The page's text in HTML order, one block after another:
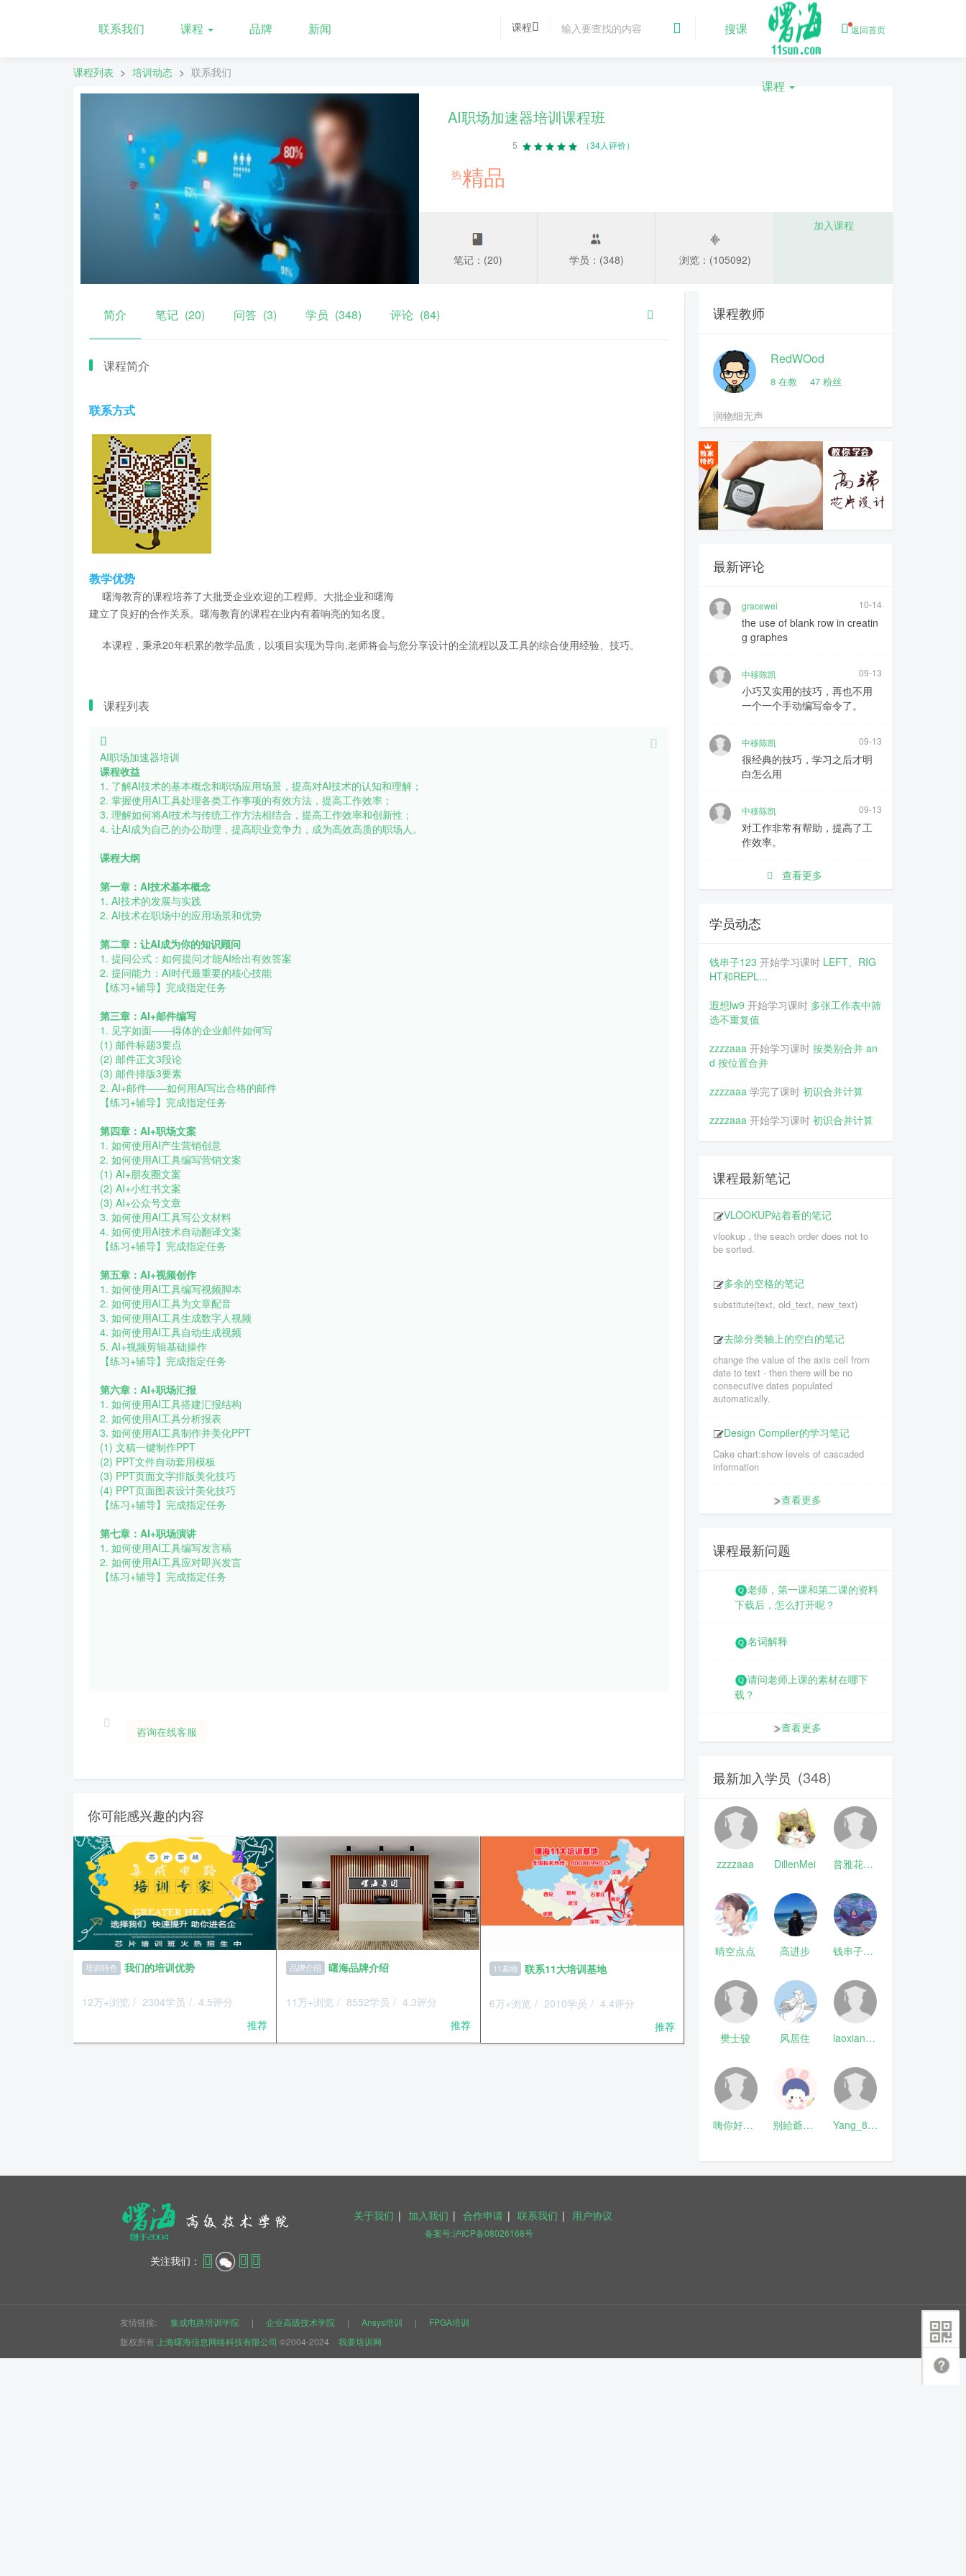
联系我们 课程 品牌 新闻 搜课
课程
返回首页
课程
课程列表 > 培训动态 > 联系我们
AI职场加速器培训课程班
5 （34人评价）
热精品
笔记：(20) 学员：(348) 浏览：(105092)
简介 笔记 (20) 问答 (3) 学员 (348) 评论 (84)
课程简介
联系方式
教学优势
曙海教育的课程培养了大批受企业欢迎的工程师。大批企业和曙海
建立了良好的合作关系。曙海教育的课程在业内有着响亮的知名度。
本课程，秉承20年积累的教学品质，以项目实现为导向,老师将会与您分享设计的全流程以及工具的综合使用经验、技巧。
课程列表
AI职场加速器培训
课程收益
1. 了解AI技术的基本概念和职场应用场景，提高对AI技术的认知和理解；
2. 掌握使用AI工具处理各类工作事项的有效方法，提高工作效率；
3. 理解如何将AI技术与传统工作方法相结合，提高工作效率和创新性；
4. 让AI成为自己的办公助理，提高职业竞争力，成为高效高质的职场人。
课程大纲
第一章：AI技术基本概念
1. AI技术的发展与实践
2. AI技术在职场中的应用场景和优势
第二章：让AI成为你的知识顾问
1. 提问公式：如何提问才能AI给出有效答案
2. 提问能力：AI时代最重要的核心技能
【练习+辅导】完成指定任务
第三章：AI+邮件编写
1. 见字如面——得体的企业邮件如何写
(1) 邮件标题3要点
(2) 邮件正文3段论
(3) 邮件排版3要素
2. AI+邮件——如何用AI写出合格的邮件
【练习+辅导】完成指定任务
第四章：AI+职场文案
1. 如何使用AI产生营销创意
2. 如何使用AI工具编写营销文案
(1) AI+朋友圈文案
(2) AI+小红书文案
(3) AI+公众号文章
3. 如何使用AI工具写公文材料
4. 如何使用AI技术自动翻译文案
【练习+辅导】完成指定任务
第五章：AI+视频创作
1. 如何使用AI工具编写视频脚本
2. 如何使用AI工具为文章配音
3. 如何使用AI工具生成数字人视频
4. 如何使用AI工具自动生成视频
5. AI+视频剪辑基础操作
【练习+辅导】完成指定任务
第六章：AI+职场汇报
1. 如何使用AI工具搭建汇报结构
2. 如何使用AI工具分析报表
3. 如何使用AI工具制作并美化PPT
(1) 文稿一键制作PPT
(2) PPT文件自动套用模板
(3) PPT页面文字排版美化技巧
(4) PPT页面图表设计美化技巧
【练习+辅导】完成指定任务
第七章：AI+职场演讲
1. 如何使用AI工具编写发言稿
2. 如何使用AI工具应对即兴发言
【练习+辅导】完成指定任务
咨询在线客服
你可能感兴趣的内容
培训特色 我们的培训优势
12万+浏览 / 2304学员 / 4.5评分
推荐
品牌介绍 曙海品牌介绍
11万+浏览 / 8552学员 / 4.3评分
推荐
11基地 联系11大培训基地
6万+浏览 2010学员
4.4评分
推荐
课程教师
RedWOod
8 在教 47 粉丝
润物细无声
最新评论
gracewei 10-14
the use of blank row in creatin
g graphes
中移陈凯 09-13
小巧又实用的技巧，再也不用
一个一个手动编写命令了。
中移陈凯 09-13
很经典的技巧，学习之后才明
白怎么用
中移陈凯 09-13
对工作非常有帮助，提高了工
作效率。
查看更多
学员动态
钱串子123 开始学习课时 LEFT、RIG
HT和REPL...
遐想lw9 开始学习课时 多张工作表中筛
选不重复值
zzzzaaa 开始学习课时 按类别合并 an
d 按位置合并
zzzzaaa 学完了课时 初识合并计算
zzzzaaa 开始学习课时 初识合并计算
课程最新笔记
VLOOKUP站着看的笔记
vlookup , the seach order does not to
be sorted.
多余的空格的笔记
substitute(text, old_text, new_text)
去除分类轴上的空白的笔记
change the value of the axis cell from
date to text - then there will be no
consecutive dates populated
automatically.
Design Compiler的学习笔记
Cake chart:show levels of cascaded
information
查看更多
课程最新问题
老师，第一课和第二课的资料
下载后，怎么打开呢？
名词解释
请问老师上课的素材在哪下
载？
查看更多
最新加入学员 (348)
zzzzaaa DillenMei 普雅花qya
晴空点点 高进步 钱串子123
樊士骏 风居住 laoxianrou
嗨你好8mm 别給爺装纯 Yang_811
关于我们 | 加入我们 | 合作申请 | 联系我们 | 用户协议
备案号:沪ICP备08026168号
关注我们：
友情链接: 集成电路培训学院 | 企业高级技术学院 | Ansys培训 |
FPGA培训
版权所有 上海曙海信息网络科技有限公司 ©2004-2024 我要培训网